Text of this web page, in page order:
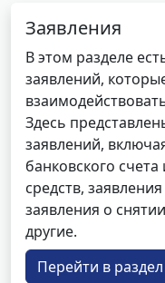
Заявления
В этом разделе
заявлений,
Здесь
заявлений,
банковского
средств,
заявления о
другие.
Перейти в раздел